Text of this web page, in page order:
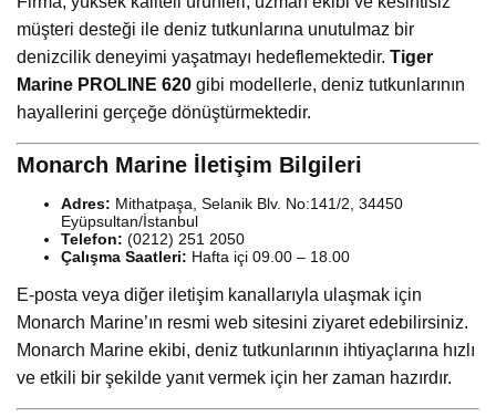
müşteri desteği ile deniz tutkunlarına unutulmaz bir
denizcilik deneyimi yaşatmayı hedeflemektedir. Tiger
Marine PROLINE 620 gibi modellerle, deniz tutkunlarının
hayallerini gerçeğe dönüştürmektedir.
Monarch Marine İletişim Bilgileri
Adres: Mithatpaşa, Selanik Blv. No:141/2, 34450
Eyüpsultan/İstanbul
Telefon: (0212) 251 2050
Çalışma Saatleri: Hafta içi 09.00 – 18.00
E-posta veya diğer iletişim kanallarıyla ulaşmak için
Monarch Marine’ın resmi web sitesini ziyaret edebilirsiniz.
Monarch Marine ekibi, deniz tutkunlarının ihtiyaçlarına hızlı
ve etkili bir şekilde yanıt vermek için her zaman hazırdır.